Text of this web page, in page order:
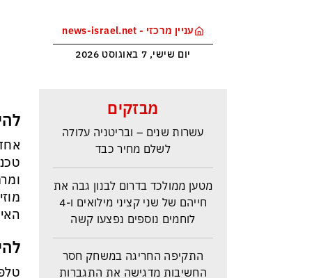
עניין מרכזי - news-israel.net
יום שישי, 7 באוגוסט 2026
מבזקים
נכנס לעידן המסוכן ביותר זה
עשרות שנים – ובריטניה עלולה
לשלם מחיר כבד
מטען ממולכד בדרום לבנון גבה את
חייהם של שני קציני מילואים ו-4
לוחמים נוספים נפצעו קשה
התקיפה החריגה במשחק חסר
החשיבות מדגישה את התגברות
להיט מס' 1:
להיט מס' 2: